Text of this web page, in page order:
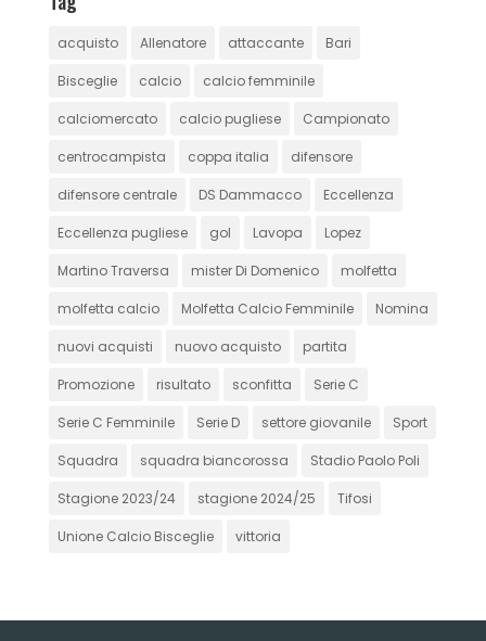
acquisto Allenatore attaccante Bari
Bisceglie calcio calcio femminile
calciomercato calcio pugliese Campionato
centrocampista coppa italia difensore
difensore centrale DS Dammacco Eccellenza
Eccellenza pugliese gol Lavopa Lopez
Martino Traversa mister Di Domenico molfetta
molfetta calcio Molfetta Calcio Femminile Nomina
nuovi acquisti nuovo acquisto partita
Promozione risultato sconfitta Serie C
Serie C Femminile Serie D settore giovanile Sport
Squadra squadra biancorossa Stadio Paolo Poli
Stagione 2023/24 stagione 2024/25 Tifosi
Unione Calcio Bisceglie vittoria